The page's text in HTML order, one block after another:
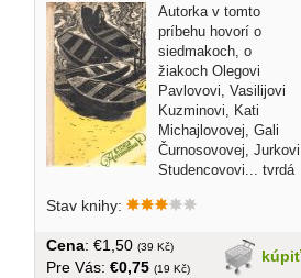
Autorka v tomto
príbehu hovorí o
siedmakoch, o
žiakoch Olegovi
Pavlovovi, Vasilijovi
Kuzminovi, Kati
Michajlovovej, Gali
Čurnosovovej, Jurkovi
Studencovovi... tvrdá
Stav knihy:
kúpiť
Cena: €1,50 (39 Kč)
Pre Vás: €0,75 (19 Kč)